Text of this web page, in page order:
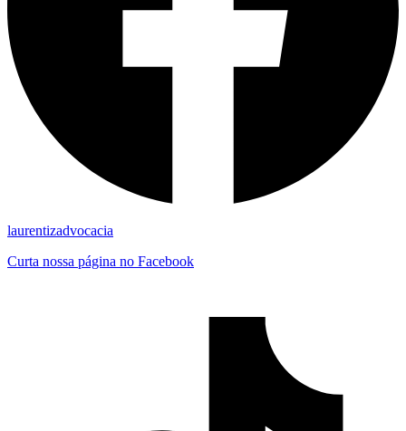
laurentizadvocacia
Curta nossa página no Facebook